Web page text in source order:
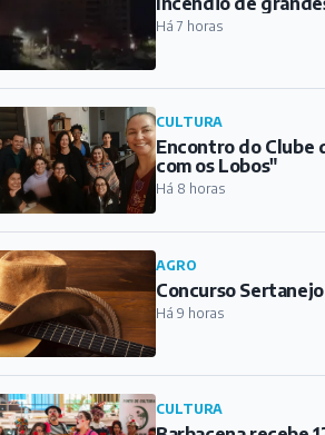
Há 9 horas
CULTURA
Há 10 horas
Há 11 horas